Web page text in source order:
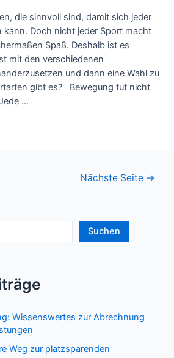
die sinnvoll sind, damit sich jeder
kann. Doch nicht jeder Sport macht
Spaß. Deshalb ist es
mit den verschiedenen
und dann eine Wahl zu
gibt es? Bewegung tut nicht
…
Nächste Seite →
Suchen
Wissenswertes zur Abrechnung
Weg zur platzsparenden